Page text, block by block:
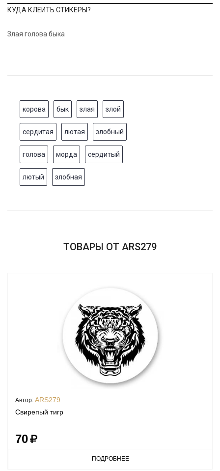
КУДА КЛЕИТЬ СТИКЕРЫ?
Злая голова быка
корова бык злая злой
сердитая лютая злобный
голова морда сердитый
лютый злобная
ТОВАРЫ ОТ ARS279
Автор: ARS279
Свирепый тигр
70
ПОДРОБНЕЕ